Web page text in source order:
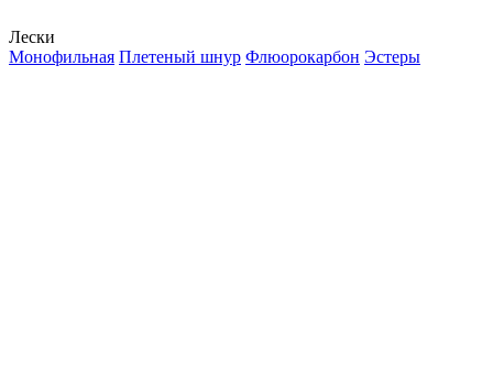
Лески
Монофильная Плетеный шнур Флюорокарбон Эстеры